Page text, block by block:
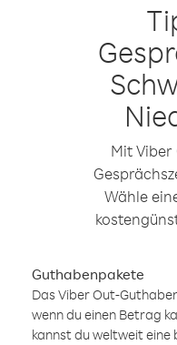
Mit
Wähle
Guthabenpakete
Das Viber Out-
wenn du einen Betrag
kannst du weltweit eine